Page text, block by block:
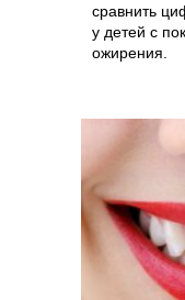
сравнить
у детей с
ожирения.